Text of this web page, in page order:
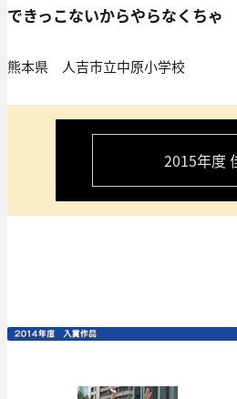
できっこないからやらなくちゃ
熊本県 人吉市立中原小学校
2015年度